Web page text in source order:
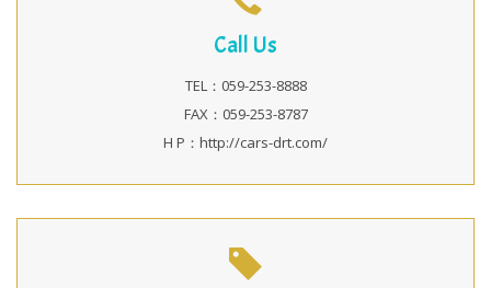
Call Us
TEL：059-253-8888
FAX：059-253-8787
H P：http://cars-drt.com/